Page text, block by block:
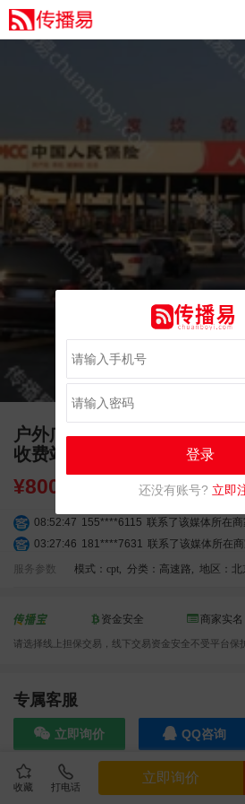
收藏 打电话
立即询价
户外广告 京港澳高速杜家坎
收费站棚点位
¥8000000.00
08:52:47 155****6115 联系了该媒体所在商
03:27:46 181****7631 联系了该媒体所在
03:18:49 173****0620
联系了该媒体所在商
12:40:20 177****7961 联系了该媒体所在商
03:23:40
04:16:44 181****0078 联系了该媒体所在商
01:50:54 192****2334
联系了该媒体所在商
157****6971 联系了该媒体所在
10:08:47
155****5272 联系了该媒体所在商
服务参数 模式：cpt, 分类：高速路, 地区：北
资金安全 商家实名
请选择线上担保交易，线下交易资金安全不受平台保
专属客服
立即询价 QQ咨询
效果截图
登录
还没有账号? 立即